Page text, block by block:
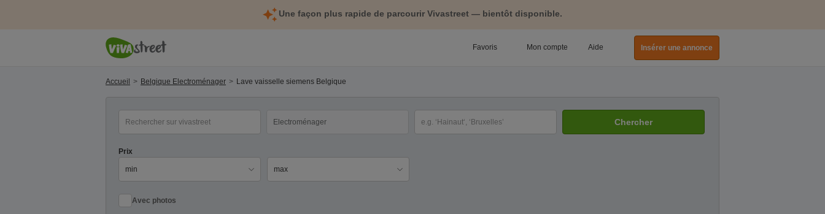
Une façon plus rapide de parcourir Vivastreet — bientôt disponible.
Favoris Mon compte Aide Insérer une annonce
Accueil Belgique Electroménager Lave vaisselle siemens Belgique
Chercher
Prix
Avec photos